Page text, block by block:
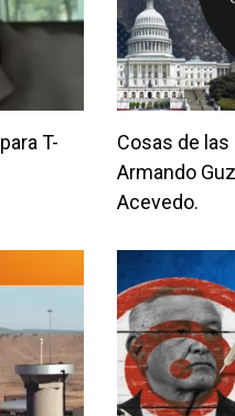
T-
Cosas de las
Armando
Acevedo.